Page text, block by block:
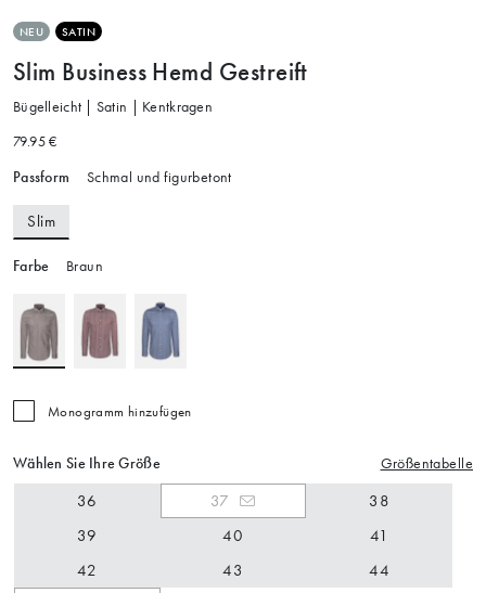
NEU SATIN
Slim Business Hemd Gestreift
Bügelleicht | Satin | Kentkragen
79.95 €
Passform Schmal und figurbetont
Slim
Farbe Braun
Monogramm hinzufügen
Wählen Sie Ihre Größe Größentabelle
36 37
38
39
40
41
42
43
44